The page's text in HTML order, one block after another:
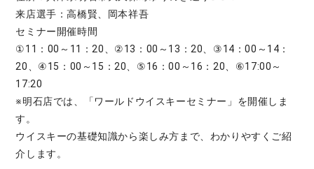
来店選手：高橋賢、岡本祥吾
セミナー開催時間
①11：00～11：20、②13：00～13：20、③14：00～14：
20、④15：00～15：20、⑤16：00～16：20、⑥17:00～
17:20
※明石店では、「ワールドウイスキーセミナー」を開催しま
す。
ウイスキーの基礎知識から楽しみ方まで、わかりやすくご紹
介します。